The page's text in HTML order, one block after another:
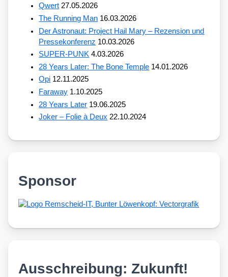
Qwert 27.05.2026
The Running Man 16.03.2026
Der Astronaut: Project Hail Mary – Rezension und
Pressekonferenz 10.03.2026
SUPER-PUNK 4.03.2026
28 Years Later: The Bone Temple 14.01.2026
Opi 12.11.2025
Faraway 1.10.2025
28 Years Later 19.06.2025
Joker – Folie à Deux 22.10.2024
Sponsor
Ausschreibung: Zukunft!